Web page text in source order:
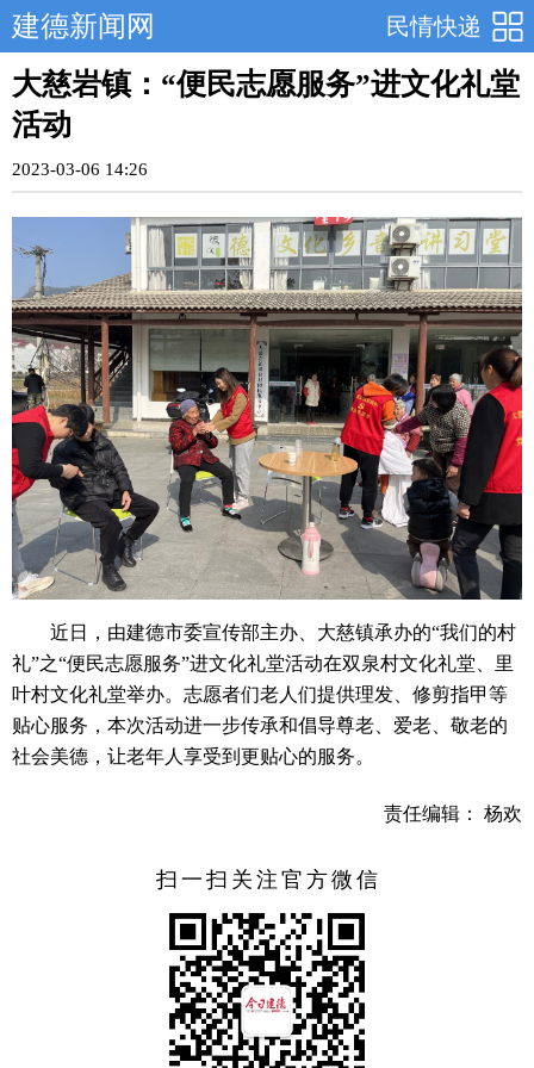
民情快递
建德新闻网
大慈岩镇：“便民志愿服务”进文化礼堂
活动
2023-03-06 14:26
近日，由建德市委宣传部主办、大慈镇承办的“我们的村
礼”之“便民志愿服务”进文化礼堂活动在双泉村文化礼堂、里
叶村文化礼堂举办。志愿者们老人们提供理发、修剪指甲等
贴心服务，本次活动进一步传承和倡导尊老、爱老、敬老的
社会美德，让老年人享受到更贴心的服务。
责任编辑： 杨欢
扫一扫关注官方微信